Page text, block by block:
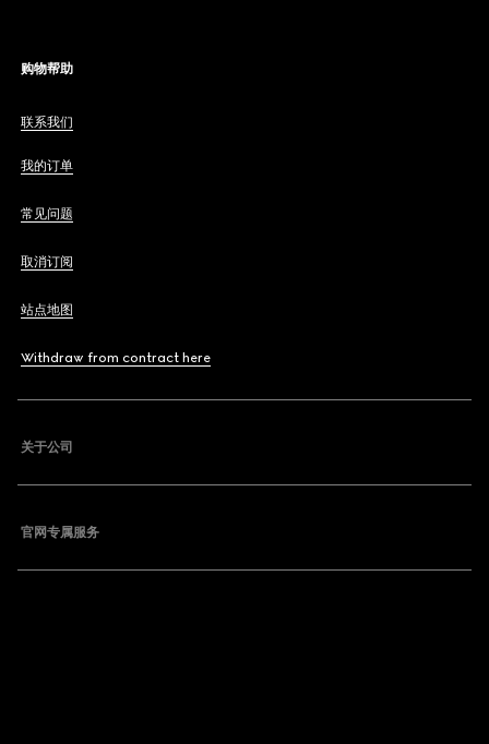
购物帮助
联系我们
我的订单
常见问题
取消订阅
站点地图
Withdraw from contract here
关于公司
官网专属服务